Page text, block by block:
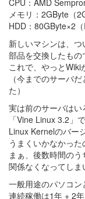
CPU：AMD
メモリ：2GByte（
HDD：80GByte×2（
新しいマシンは、
部品を交換したもの
これで、やっとWiki
（今までのサーバ
た）
実は前のサーバはい
「Vine Linux 3.2」
Linux Kernelのバー
うまくいかなかっ
まぁ、後数時間の
関係なくなってしま
一般用途のパソコン
連続稼働は1年 + 2